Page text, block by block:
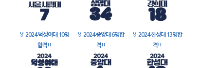
🏅 2024 덕성여대 10명
합격!!
🏅 2024 중앙대 6명합
격!!
🏅 2024 한성대 13명합
격!!